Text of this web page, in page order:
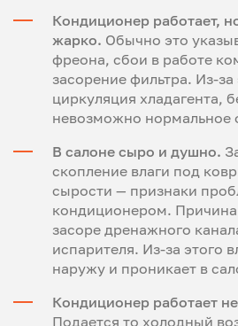
Кондиционер работает,
жарко. Обычно это
фреона, сбои в работе
засорение фильтра. Из-
циркуляция хладагента,
невозможно нормальное
В салоне сыро и душно.
скопление влаги под
сырости — признаки
кондиционером. Причина
засоре дренажного
испарителя. Из-за этого
наружу и проникает в
Кондиционер работает
Подается то холодный